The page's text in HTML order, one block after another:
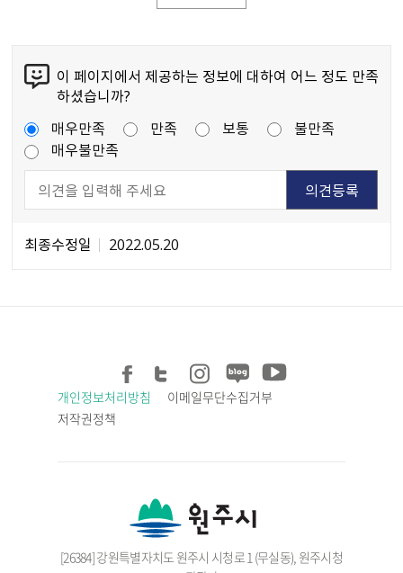
이 페이지에서 제공하는 정보에 대하여 어느 정도 만족
하셨습니까?
매우만족
만족 보통
불만족
매우불만족
최종수정일 2022.05.20
개인정보처리방침
이메일무단수집거부
저작권정책
[26384] 강원특별자치도 원주시 시청로 1 (무실동), 원주시청